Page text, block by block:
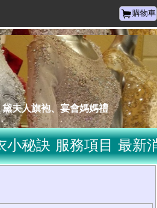
購物車
黛夫人旗袍、宴會媽媽禮
小秘訣 服務項目 最新